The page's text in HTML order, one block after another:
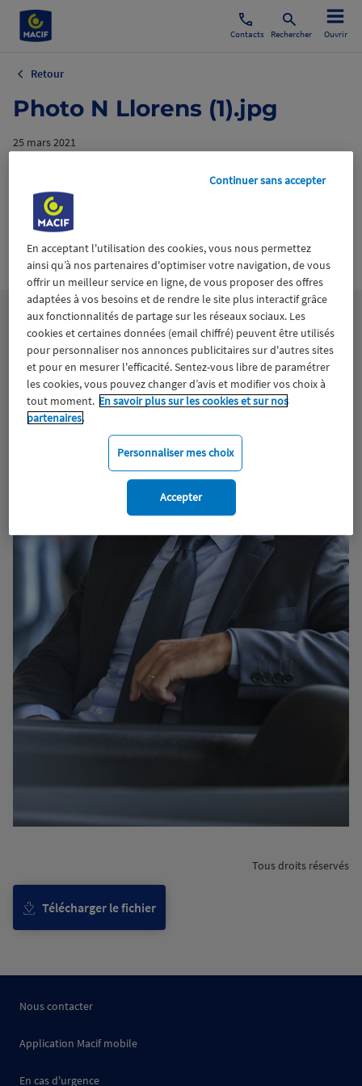
Contacts Rechercher Ouvrir
Retour
Photo N Llorens (1).jpg
25 mars 2021
Certifié avec Wiztrust
trusted
sources
Télécharger le fichier
Tous droits réservés
Nous contacter
Application Macif mobile
En cas d'urgence
En acceptant l'utilisation des cookies, vous nous permettez
ainsi qu’à nos partenaires d'optimiser votre navigation, de vous
offrir un meilleur service en ligne, de vous proposer des offres
adaptées à vos besoins et de rendre le site plus interactif grâce
aux fonctionnalités de partage sur les réseaux sociaux. Les
cookies et certaines données (email chiffré) peuvent être utilisés
pour personnaliser nos annonces publicitaires sur d'autres sites
et pour en mesurer l'efficacité. Sentez-vous libre de paramétrer
les cookies, vous pouvez changer d’avis et modifier vos choix à
tout moment. En savoir plus sur les cookies et sur nos
partenaires.
Personnaliser mes choix
Continuer sans accepter
Accepter